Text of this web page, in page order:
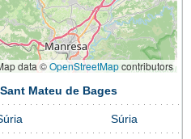
data ©OpenStreetMapcontributors
Mateu de Bages
Súria